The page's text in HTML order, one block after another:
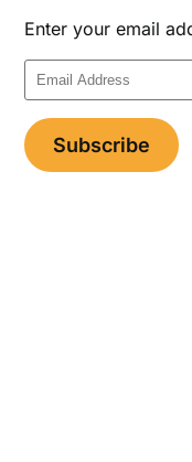
Enter your email
Email
Address
Subscribe